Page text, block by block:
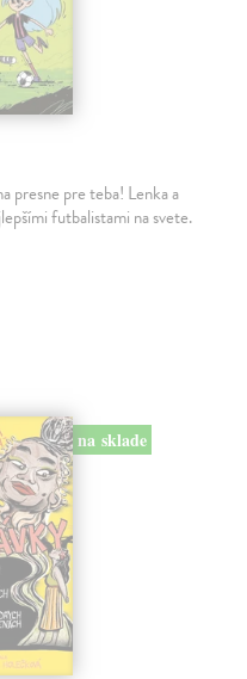
presne pre teba! Lenka a
futbalistami na svete.
na sklade